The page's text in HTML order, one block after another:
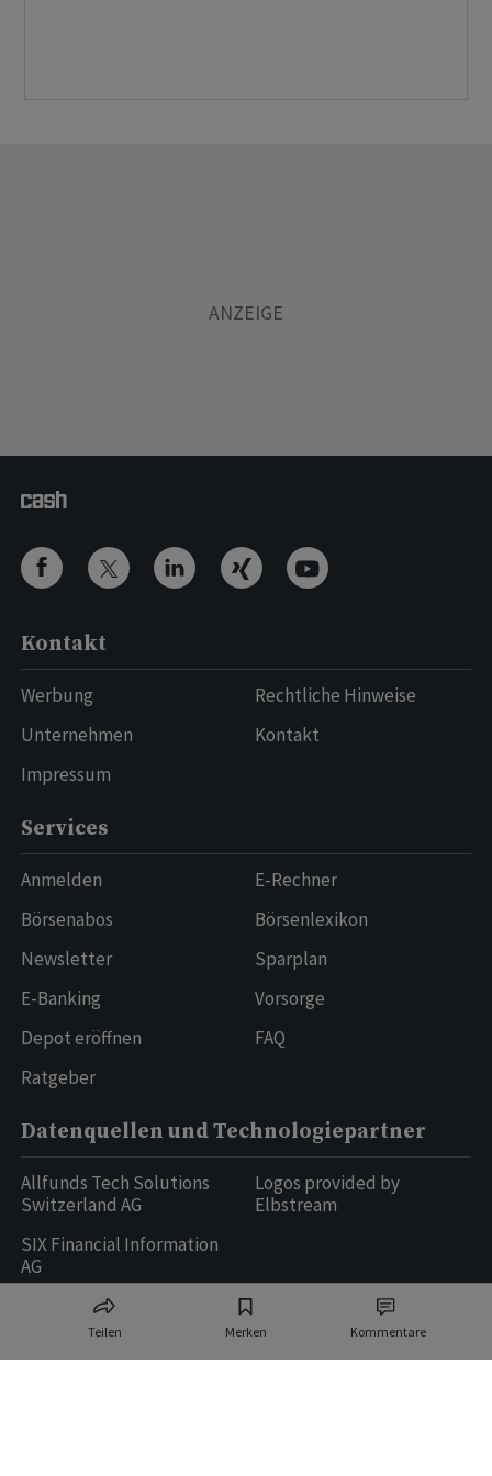
Teilen Merken Kommentare
Kontakt
Werbung
Unternehmen
Impressum
Rechtliche Hinweise
Kontakt
Services
Anmelden
Börsenabos
Newsletter
E-Banking
Depot eröffnen
Ratgeber
E-Rechner
Börsenlexikon
Sparplan
Vorsorge
FAQ
Datenquellen und Technologiepartner
Allfunds Tech Solutions
Switzerland AG
SIX Financial Information
AG
Logos provided by
Elbstream